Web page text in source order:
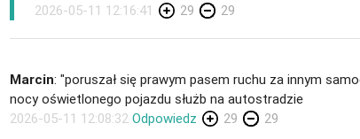
2026-05-11 12:16:41
29 29
Marcin: "poruszał się prawym pasem ruchu za innym
nocy oświetlonego pojazdu służb na autostradzie
2026-05-11 12:08:32 Odpowiedz 29 29